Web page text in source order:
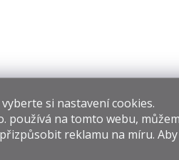
si nastavení cookies.
používá na tomto webu,
reklamu na míru. Aby